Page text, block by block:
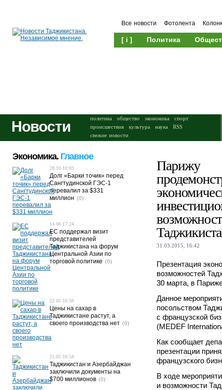
Все новости Фотолента
[ i ] Политика
Новости политика общество экономика
спорт
происшествия
культура наука
RSS
свежие новости
Парижу
31.03.2015, 16:42
Презентация
возможностей
30 марта, в
Данное
посольством
с французской
(MEDEF
Как сообщает
презентации
французского
В ходе
и возможности
Экономика. Главное
28.10 10:03
Долг «Барки точик» перед
Сангтудинской ГЭС-1
перевалил за $331
миллион (0)
14.06 17:24
ЕС поддержал визит
представителей
Таджикистана на форум
Центральной Азии по
торговой политике (0)
22.05 10:59
Цены на сахар в
Таджикистане растут, а
своего производства нет (0)
21.05 16:54
Таджикистан и Азербайджан
заключили документы на
$700 миллионов (0)